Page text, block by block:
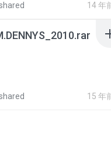
14 年
15 年